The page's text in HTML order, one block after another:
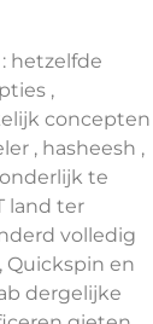
hetzelfde
,
concepten
, hasheesh ,
te
land ter
volledig
Quickspin en
dergelijke